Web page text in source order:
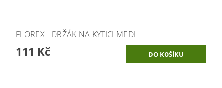
FLOREX - DRŽÁK NA KYTICI MEDI
111 Kč